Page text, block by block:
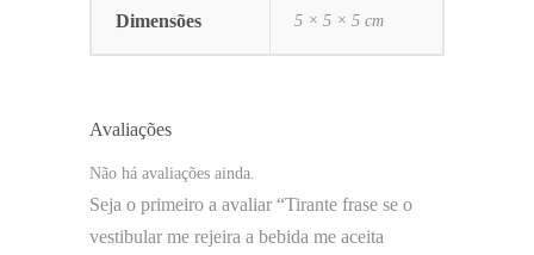
Dimensões 5 × 5 × 5 cm
Avaliações
Não há avaliações ainda.
Seja o primeiro a avaliar “Tirante frase se o
vestibular me rejeira a bebida me aceita